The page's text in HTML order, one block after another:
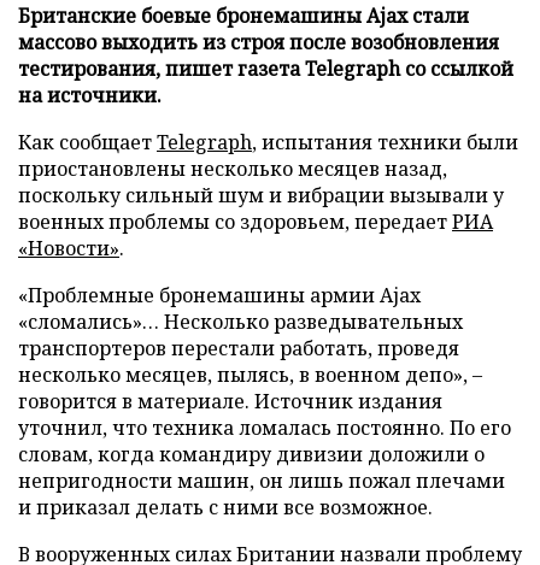
Британские боевые бронемашины Ajax стали
массово выходить из строя после возобновления
тестирования, пишет газета Telegraph со ссылкой
на источники.
Как сообщаетTelegraph, испытания техники были
приостановлены несколько месяцев назад,
поскольку сильный шум и вибрации вызывали у
военных проблемы со здоровьем, передаетРИА
«Новости».
«Проблемные бронемашины армии Ajax
«сломались»… Несколько разведывательных
транспортеров перестали работать, проведя
несколько месяцев, пылясь, в военном депо», –
говорится в материале. Источник издания
уточнил, что техника ломалась постоянно. По его
словам, когда командиру дивизии доложили о
непригодности машин, он лишь пожал плечами
и приказал делать с ними все возможное.
В вооруженных силах Британии назвали проблему